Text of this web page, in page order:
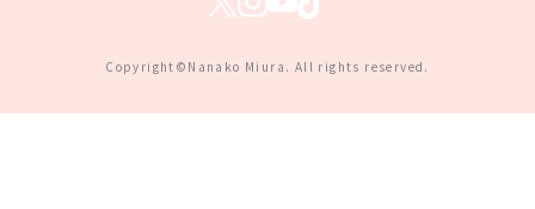
Copyright©Nanako Miura. All rights reserved.